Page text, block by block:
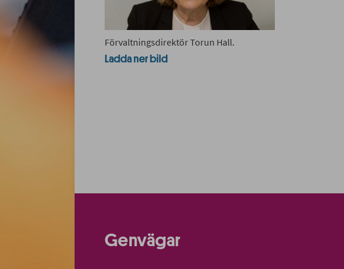
Förvaltningsdirektör Torun Hall.
Ladda ner bild
Genvägar